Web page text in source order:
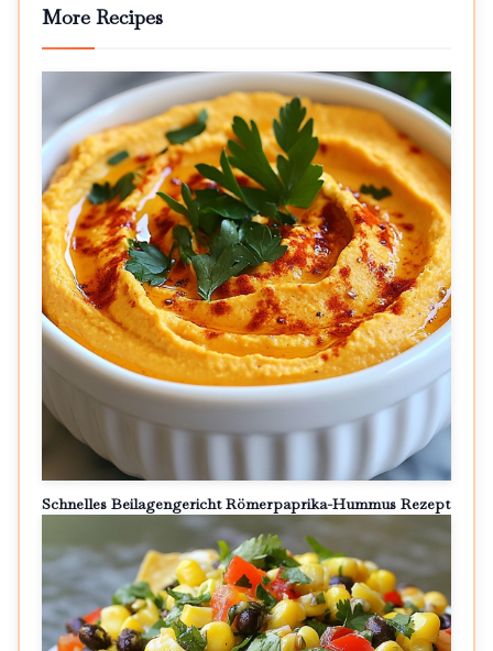
More Recipes
Schnelles Beilagengericht Römerpaprika-Hummus Rezept